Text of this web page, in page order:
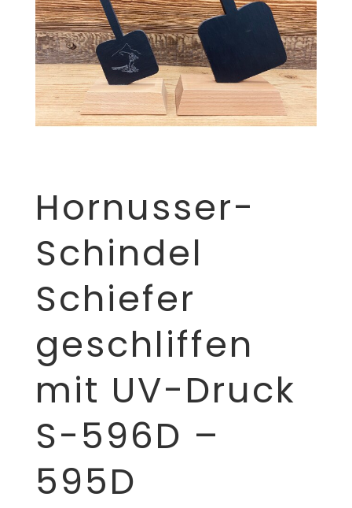
Hornusser-
Schindel
Schiefer
geschliffen
mit UV-Druck
S-596D –
595D